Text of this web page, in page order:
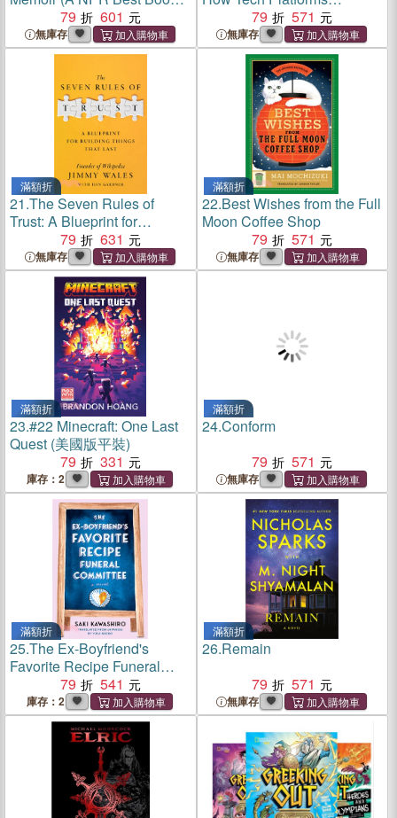
of the Year)
79 601
無庫存
Conquered the Economy
and Threaten Our Future
Prosperity
79 571
無庫存
滿額折
21.The Seven Rules of
Trust: A Blueprint for
Building Things That Last
79 631
無庫存
滿額折
22.Best Wishes from the Full
Moon Coffee Shop
79
571
無庫存
滿額折
23.#22 Minecraft: One Last
Quest (美國版平裝)
79
331
庫存：2
滿額折
24.Conform
79
571
無庫存
滿額折
25.The Ex-Boyfriend's
Favorite Recipe Funeral
Committee (美國版)
79 541
庫存：2
滿額折
26.Remain
79
571
無庫存